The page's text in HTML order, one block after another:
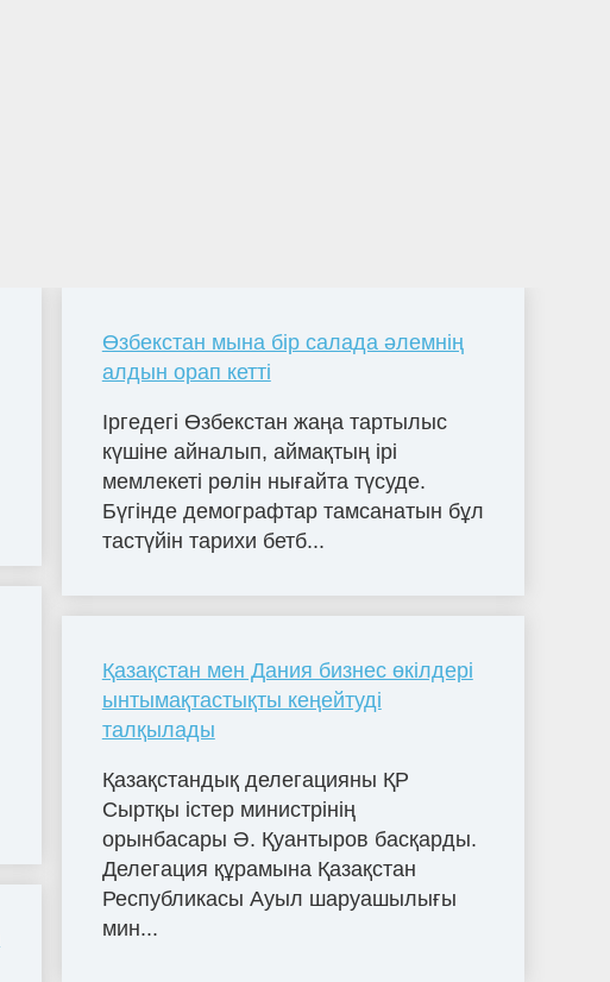
Өзбекстан мына бір салада әлемнің
алдын орап кетті
Іргедегі Өзбекстан жаңа тартылыс
күшіне айналып, аймақтың ірі
мемлекеті рөлін нығайта түсуде.
Бүгінде демографтар тамсанатын бұл
тастүйін тарихи бетб...
Қазақстан мен Дания бизнес өкілдері
ынтымақтастықты кеңейтуді
талқылады
Қазақстандық делегацияны ҚР
Сыртқы істер министрінің
орынбасары Ә. Қуантыров басқарды.
Делегация құрамына Қазақстан
Республикасы Ауыл шаруашылығы
мин...